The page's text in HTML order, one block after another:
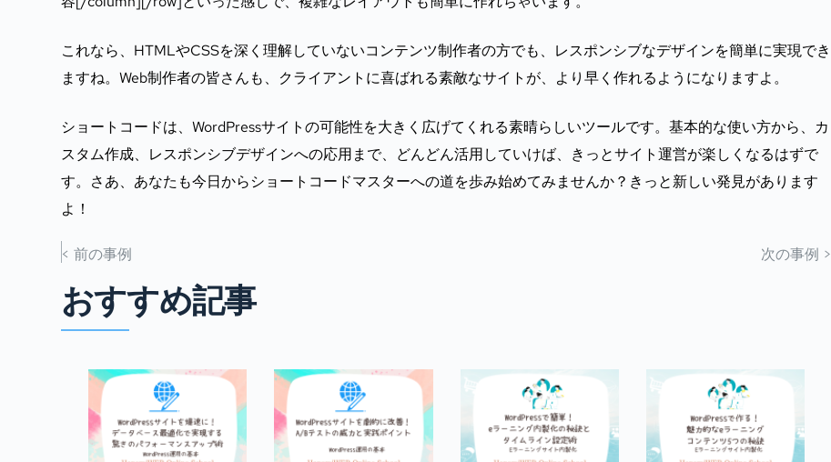
これなら、HTMLやCSSを深く理解していないコンテンツ制作者の方でも、レスポンシブなデザインを簡単に実現でき
ますね。Web制作者の皆さんも、クライアントに喜ばれる素敵なサイトが、より早く作れるようになりますよ。
ショートコードは、WordPressサイトの可能性を大きく広げてくれる素晴らしいツールです。基本的な使い方から、カ
スタム作成、レスポンシブデザインへの応用まで、どんどん活用していけば、きっとサイト運営が楽しくなるはずで
す。さあ、あなたも今日からショートコードマスターへの道を歩み始めてみませんか？きっと新しい発見があります
よ！
< 前の事例 次の事例 >
おすすめ記事